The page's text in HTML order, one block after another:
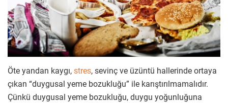
Öte yandan kaygı, stres, sevinç ve üzüntü hallerinde ortaya
çıkan “duygusal yeme bozukluğu” ile karıştırılmamalıdır.
Çünkü duygusal yeme bozukluğu, duygu yoğunluğuna